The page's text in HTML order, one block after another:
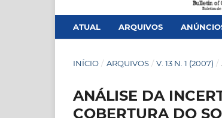
ATUAL ARQUIVOS
INÍCIO / ARQUIVOS / V. 13 N. 1 (2007) /
ANÁLISE DA
COBERTURA DO